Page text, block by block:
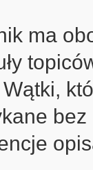
ma